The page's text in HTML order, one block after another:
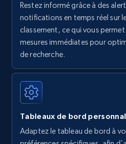
Amazon Reviews
URL, Product name, Product
rating object, Product rating
7.4K+
Walmart - products
Restez informé grâce à des
notifications en temps réel sur
classement, ce qui vous
mesures immédiates pour
de recherche.
Tableaux de bord
Adaptez le tableau de bord à